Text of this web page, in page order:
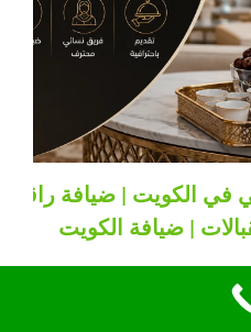
الكويت | ضيافة راقية
| ضيافة الكويت